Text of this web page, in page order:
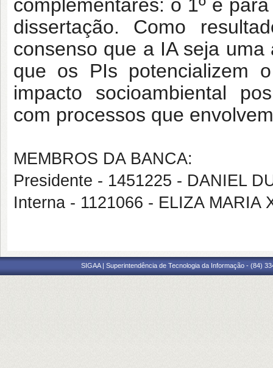
complementares: o 1º é
dissertação. Como
consenso que a IA seja
que os PIs potencializem
impacto socioambiental
com processos que
MEMBROS DA BANCA:
Presidente - 1451225 - DANIEL
Interna - 1121066 - ELIZA MARIA
SIGAA | Superintendência de Tecnologia da Informação - (84)